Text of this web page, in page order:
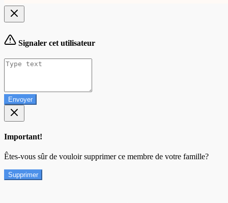
Signaler cet utilisateur
Envoyer
Important!
Êtes-vous sûr de vouloir supprimer ce membre de votre famille?
Supprimer